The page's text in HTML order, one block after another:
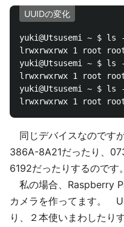
UUIDの変化
yuki@Utsusemi ~ $
lrwxrwxrwx 1 root
yuki@Utsusemi ~ $
lrwxrwxrwx 1 root
yuki@Utsusemi ~ $
同じデバイスなのです
386A-8A21だったり、
6192だったりするのです。
私の場合、Raspberry
カメラを作ってます。
り、２本使いまわしたり